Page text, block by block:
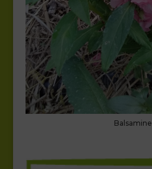
Balsamine